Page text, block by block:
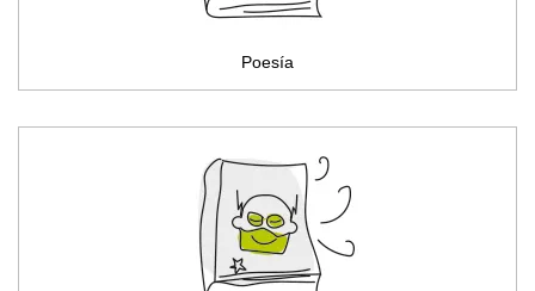
Poesía